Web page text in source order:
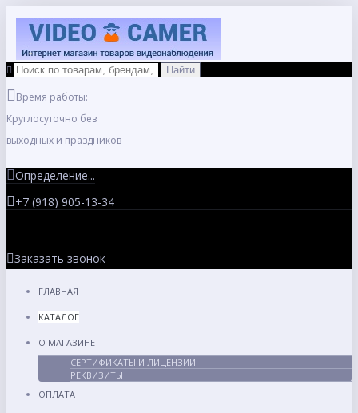
Время работы:
Круглосуточно без
выходных и праздников
Определение...
+7 (918) 905-13-34
Заказать звонок
ГЛАВНАЯ
КАТАЛОГ
О МАГАЗИНЕ
СЕРТИФИКАТЫ И ЛИЦЕНЗИИ
РЕКВИЗИТЫ
ОПЛАТА